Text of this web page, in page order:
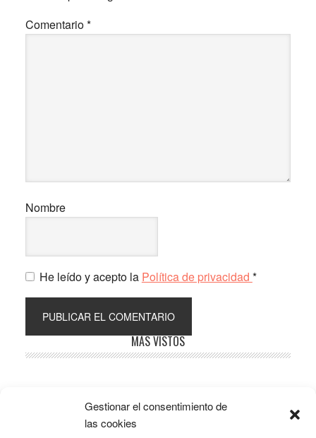
Gestionar el consentimiento de
las cookies
Comentario*
Nombre
He leído y acepto la Política de privacidad *
lateral
MÁS VISTOS
Popular Recent Comments